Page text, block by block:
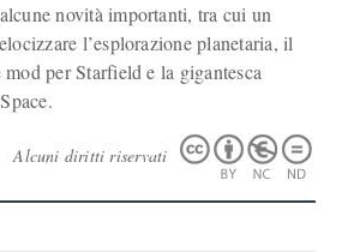
novità importanti, tra cui un
l’esplorazione planetaria, il
per Starfield e la gigantesca
Alcuni diritti riservati